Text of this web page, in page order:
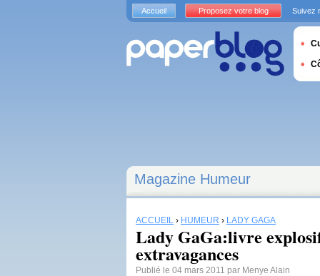
Magazine Humeur
ACCUEIL › HUMEUR › LADY GAGA
Lady GaGa:livre
extravagances
Publié le 04 mars 2011 par Menye Alain
Accueil Proposez votre blog Suivez